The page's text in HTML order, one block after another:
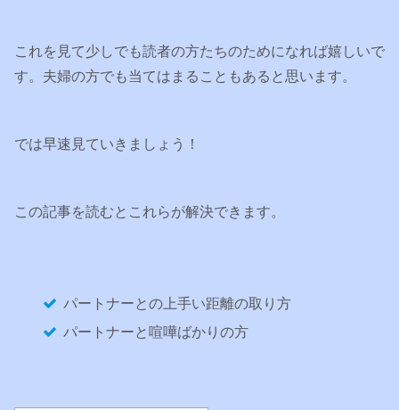
これを見て少しでも読者の方たちのためになれば嬉しいで
す。夫婦の方でも当てはまることもあると思います。
では早速見ていきましょう！
この記事を読むとこれらが解決できます。
パートナーとの上手い距離の取り方
パートナーと喧嘩ばかりの方